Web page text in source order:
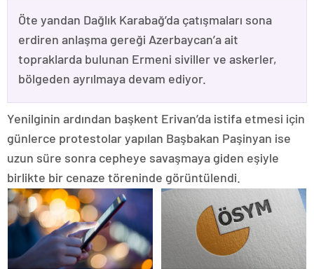
Öte yandan Dağlık Karabağ’da çatışmaları sona
erdiren anlaşma gereği Azerbaycan’a ait
topraklarda bulunan Ermeni siviller ve askerler,
bölgeden ayrılmaya devam ediyor.
Yenilginin ardından başkent Erivan’da istifa etmesi için
günlerce protestolar yapılan Başbakan Paşinyan ise
uzun süre sonra cepheye savaşmaya giden eşiyle
birlikte bir cenaze töreninde görüntülendi.